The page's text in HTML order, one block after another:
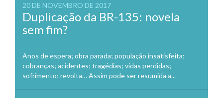
20 DE NOVEMBRO DE 2017
Duplicação da BR-135: novela
sem fim?
Anos de espera; obra parada; população insatisfeita;
cobranças; acidentes; tragédias; vidas perdidas;
sofrimento; revolta… Assim pode ser resumida a...